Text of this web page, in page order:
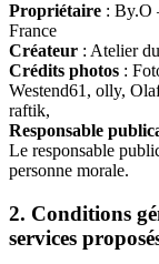
Propriétaire : By.O
France
Créateur : Atelier
Crédits photos :
Westend61, olly,
raftik,
Responsable
Le responsable
personne morale.
2. Conditions
services